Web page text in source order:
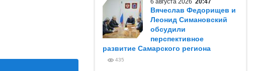
6 августа 2026 20:47
Вячеслав Федорищев и
Леонид Симановский
обсудили
перспективное
развитие Самарского региона
435